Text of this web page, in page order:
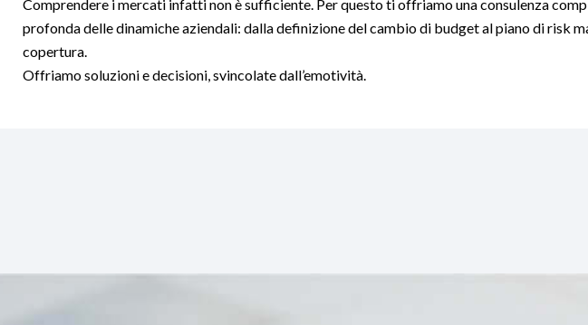
Comprendere i mercati infatti non è sufficiente. Per questo ti offriamo una consulenza
profonda delle dinamiche aziendali: dalla definizione del cambio di budget al piano di risk
copertura.
Offriamo soluzioni e decisioni, svincolate dall’emotività.